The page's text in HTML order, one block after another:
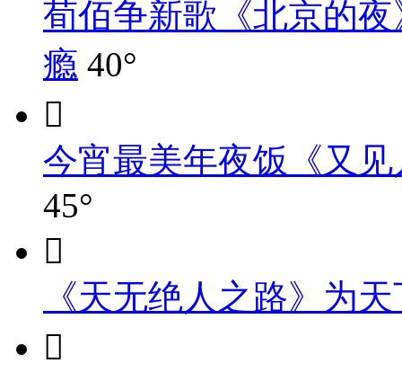
荀佰争新歌《北京的
瘾 40°

今宵最美年夜饭《又
45°

《天无绝人之路》为
